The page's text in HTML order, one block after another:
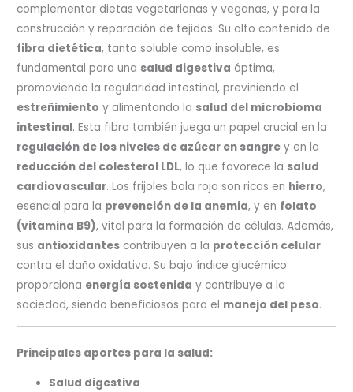
complementar dietas vegetarianas y veganas, y para la
construcción y reparación de tejidos. Su alto contenido de
fibra dietética, tanto soluble como insoluble, es
fundamental para una salud digestiva óptima,
promoviendo la regularidad intestinal, previniendo el
estreñimiento y alimentando la salud del microbioma
intestinal. Esta fibra también juega un papel crucial en la
regulación de los niveles de azúcar en sangre y en la
reducción del colesterol LDL, lo que favorece la salud
cardiovascular. Los frijoles bola roja son ricos en hierro,
esencial para la prevención de la anemia, y en folato
(vitamina B9), vital para la formación de células. Además,
sus antioxidantes contribuyen a la protección celular
contra el daño oxidativo. Su bajo índice glucémico
proporciona energía sostenida y contribuye a la
saciedad, siendo beneficiosos para el manejo del peso.
Principales aportes para la salud:
Salud digestiva